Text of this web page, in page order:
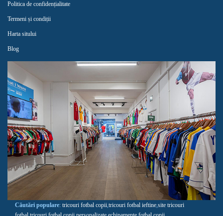
Politica de confidențialitate
Termeni și condiții
Harta sitului
Blog
Căutări populare: tricouri fotbal copii tricouri fotbal ieftine site tricouri